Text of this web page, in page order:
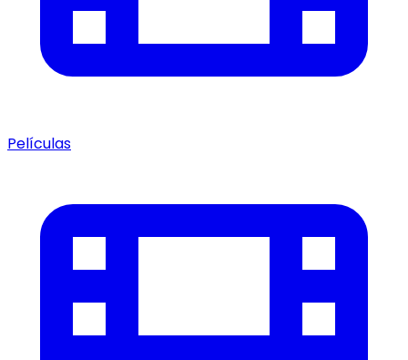
Películas